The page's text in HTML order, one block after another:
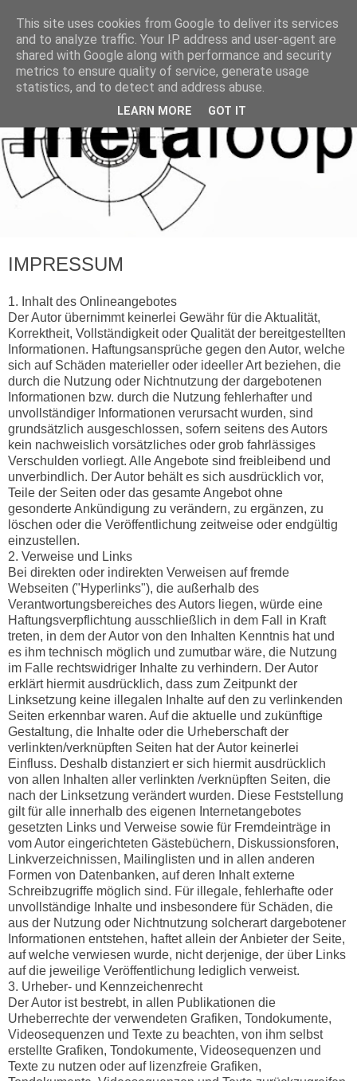
IMPRESSUM
1. Inhalt des Onlineangebotes
Der Autor übernimmt keinerlei Gewähr für die Aktualität,
Korrektheit, Vollständigkeit oder Qualität der bereitgestellten
Informationen. Haftungsansprüche gegen den Autor, welche
sich auf Schäden materieller oder ideeller Art beziehen, die
durch die Nutzung oder Nichtnutzung der dargebotenen
Informationen bzw. durch die Nutzung fehlerhafter und
unvollständiger Informationen verursacht wurden, sind
grundsätzlich ausgeschlossen, sofern seitens des Autors
kein nachweislich vorsätzliches oder grob fahrlässiges
Verschulden vorliegt. Alle Angebote sind freibleibend und
unverbindlich. Der Autor behält es sich ausdrücklich vor,
Teile der Seiten oder das gesamte Angebot ohne
gesonderte Ankündigung zu verändern, zu ergänzen, zu
löschen oder die Veröffentlichung zeitweise oder endgültig
einzustellen.
2. Verweise und Links
Bei direkten oder indirekten Verweisen auf fremde
Webseiten ("Hyperlinks"), die außerhalb des
Verantwortungsbereiches des Autors liegen, würde eine
Haftungsverpflichtung ausschließlich in dem Fall in Kraft
treten, in dem der Autor von den Inhalten Kenntnis hat und
es ihm technisch möglich und zumutbar wäre, die Nutzung
im Falle rechtswidriger Inhalte zu verhindern. Der Autor
erklärt hiermit ausdrücklich, dass zum Zeitpunkt der
Linksetzung keine illegalen Inhalte auf den zu verlinkenden
Seiten erkennbar waren. Auf die aktuelle und zukünftige
Gestaltung, die Inhalte oder die Urheberschaft der
verlinkten/verknüpften Seiten hat der Autor keinerlei
Einfluss. Deshalb distanziert er sich hiermit ausdrücklich
von allen Inhalten aller verlinkten /verknüpften Seiten, die
nach der Linksetzung verändert wurden. Diese Feststellung
gilt für alle innerhalb des eigenen Internetangebotes
gesetzten Links und Verweise sowie für Fremdeinträge in
vom Autor eingerichteten Gästebüchern, Diskussionsforen,
Linkverzeichnissen, Mailinglisten und in allen anderen
Formen von Datenbanken, auf deren Inhalt externe
Schreibzugriffe möglich sind. Für illegale, fehlerhafte oder
unvollständige Inhalte und insbesondere für Schäden, die
aus der Nutzung oder Nichtnutzung solcherart dargebotener
Informationen entstehen, haftet allein der Anbieter der Seite,
auf welche verwiesen wurde, nicht derjenige, der über Links
auf die jeweilige Veröffentlichung lediglich verweist.
3. Urheber- und Kennzeichenrecht
Der Autor ist bestrebt, in allen Publikationen die
Urheberrechte der verwendeten Grafiken, Tondokumente,
Videosequenzen und Texte zu beachten, von ihm selbst
erstellte Grafiken, Tondokumente, Videosequenzen und
Texte zu nutzen oder auf lizenzfreie Grafiken,
This site uses cookies from Google to deliver its services
and to analyze traffic. Your IP address and user-agent are
shared with Google along with performance and security
metrics to ensure quality of service, generate usage
statistics, and to detect and address abuse.
LEARN MORE GOT IT